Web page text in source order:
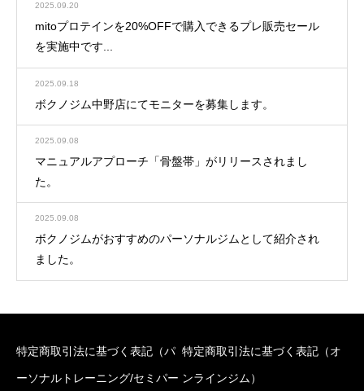
2025.09.20
mitoプロテインを20%OFFで購入できるプレ販売セール
を実施中です...
2025.09.18
ボクノジム中野店にてモニターを募集します。
2025.09.08
マニュアルアプローチ「骨盤帯」がリリースされまし
た。
2025.09.08
ボクノジムがおすすめのパーソナルジムとして紹介され
ました。
特定商取引法に基づく表記（パ
ーソナルトレーニング/セミパー
特定商取引法に基づく表記（オ
ンラインジム）